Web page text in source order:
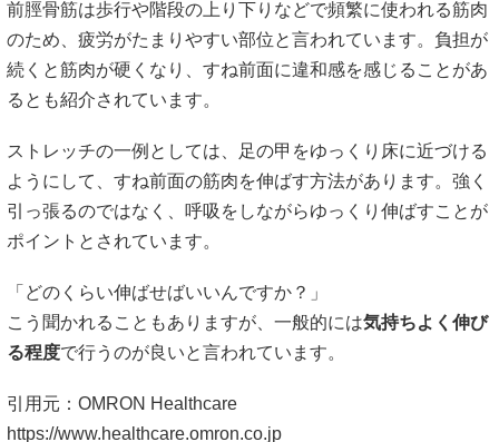
前脛骨筋は歩行や階段の上り下りなどで頻繁に使われる筋肉
のため、疲労がたまりやすい部位と言われています。負担が
続くと筋肉が硬くなり、すね前面に違和感を感じることがあ
るとも紹介されています。
ストレッチの一例としては、足の甲をゆっくり床に近づける
ようにして、すね前面の筋肉を伸ばす方法があります。強く
引っ張るのではなく、呼吸をしながらゆっくり伸ばすことが
ポイントとされています。
「どのくらい伸ばせばいいんですか？」
こう聞かれることもありますが、一般的には気持ちよく伸び
る程度で行うのが良いと言われています。
引用元：OMRON Healthcare
https://www.healthcare.omron.co.jp